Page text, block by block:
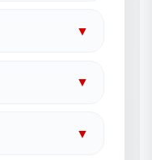
▼
▼
▼